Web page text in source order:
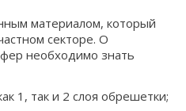
материалом, который
секторе. О
необходимо знать
1, так и 2 слоя обрешетки;